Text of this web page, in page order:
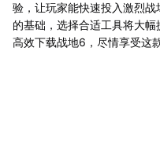
验，让玩家能快速投入激烈
的基础，选择合适工具将大
高效下载战地6，尽情享受这